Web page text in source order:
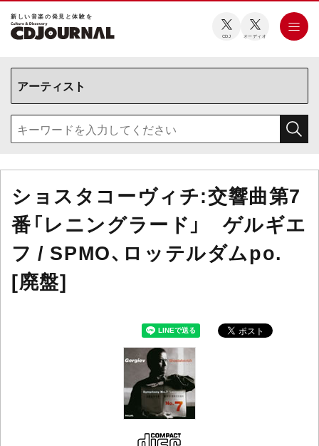
新しい⾳楽の発⾒と体験を
CDJ オーディオ
ショスタコーヴィチ:交響曲第7
番「レニングラード」 ゲルギエ
フ / SPMO、ロッテルダムpo.
[廃盤]